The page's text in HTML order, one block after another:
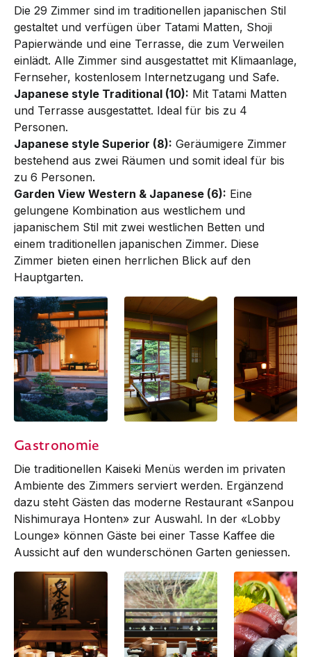
Die 29 Zimmer sind im traditionellen japanischen Stil
gestaltet und verfügen über Tatami Matten, Shoji
Papierwände und eine Terrasse, die zum Verweilen
einlädt. Alle Zimmer sind ausgestattet mit Klimaanlage,
Fernseher, kostenlosem Internetzugang und Safe.
Japanese style Traditional (10): Mit Tatami Matten
und Terrasse ausgestattet. Ideal für bis zu 4
Personen.
Japanese style Superior (8): Geräumigere Zimmer
bestehend aus zwei Räumen und somit ideal für bis
zu 6 Personen.
Garden View Western & Japanese (6): Eine
gelungene Kombination aus westlichem und
japanischem Stil mit zwei westlichen Betten und
einem traditionellen japanischen Zimmer. Diese
Zimmer bieten einen herrlichen Blick auf den
Hauptgarten.
Gastronomie
Die traditionellen Kaiseki Menüs werden im privaten
Ambiente des Zimmers serviert werden. Ergänzend
dazu steht Gästen das moderne Restaurant «Sanpou
Nishimuraya Honten» zur Auswahl. In der «Lobby
Lounge» können Gäste bei einer Tasse Kaffee die
Aussicht auf den wunderschönen Garten geniessen.